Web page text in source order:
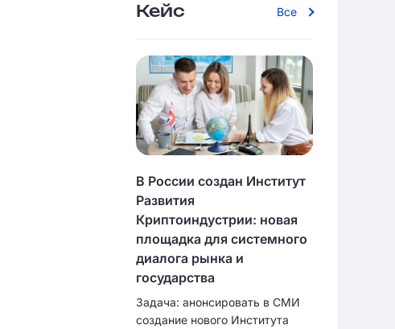
Кейс Все
В России создан Институт
Развития
Криптоиндустрии: новая
площадка для системного
диалога рынка и
государства
Задача: анонсировать в СМИ
создание нового Института